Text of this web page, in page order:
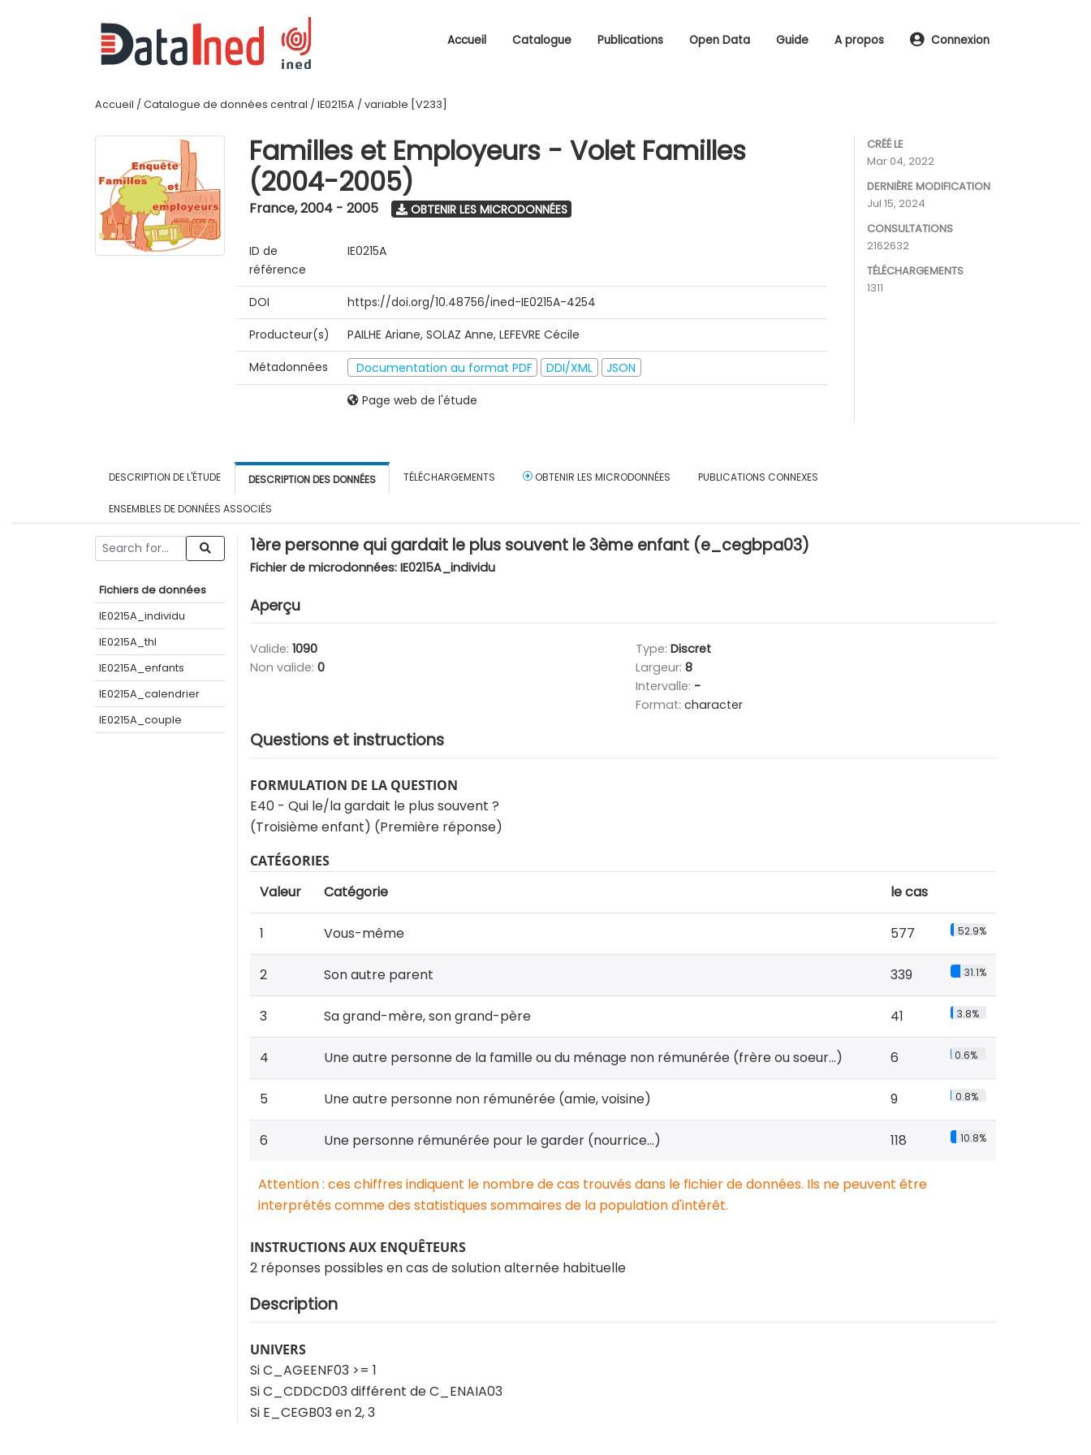
Accueil Catalogue Publications Open Data Guide A propos Connexion
Accueil / Catalogue de données central / IE0215A / variable [V233]
Familles et Employeurs - Volet Familles
(2004-2005)
France,2004 - 2005 OBTENIR LES MICRODONNÉES
ID de
référence
IE0215A
DOI
https://doi.org/10.48756/ined-IE0215A-4254
Producteur(s)
PAILHE Ariane, SOLAZ Anne, LEFEVRE Cécile
Métadonnées
Documentation au format PDF DDI/XML
JSON
Page web de l'étude
CRÉÉ LE
Mar 04, 2022
DERNIÈRE MODIFICATION
Jul 15, 2024
CONSULTATIONS
2162632
TÉLÉCHARGEMENTS
1311
DESCRIPTION DE L'ÉTUDE DESCRIPTION DES DONNÉES TÉLÉCHARGEMENTS OBTENIR LES MICRODONNÉES PUBLICATIONS CONNEXES
ENSEMBLES DE DONNÉES ASSOCIÉS
Fichiers de données
IE0215A_individu
IE0215A_thl
IE0215A_enfants
IE0215A_calendrier
IE0215A_couple
1ère personne qui gardait le plus souvent le 3ème enfant (e_cegbpa03)
Fichier de microdonnées: IE0215A_individu
Aperçu
Valide: 1090
Non valide: 0
Type: Discret
Largeur: 8
Intervalle: -
Format: character
Questions et instructions
FORMULATION DE LA QUESTION
E40 - Qui le/la gardait le plus souvent ?
(Troisième enfant) (Première réponse)
CATÉGORIES
Valeur Catégorie le cas
1 Vous-même 577 52.9%
2 Son autre parent 339 31.1%
3 Sa grand-mère, son grand-père 41 3.8%
4 Une autre personne de la famille ou du ménage non rémunérée (frère ou soeur...) 6 0.6%
5 Une autre personne non rémunérée (amie, voisine) 9 0.8%
6 Une personne rémunérée pour le garder (nourrice...) 118 10.8%
Attention : ces chiffres indiquent le nombre de cas trouvés dans le fichier de données. Ils ne peuvent être
interprétés comme des statistiques sommaires de la population d'intérêt.
INSTRUCTIONS AUX ENQUÊTEURS
2 réponses possibles en cas de solution alternée habituelle
Description
UNIVERS
Si C_AGEENF03 >= 1
Si C_CDDCD03 différent de C_ENAIA03
Si E_CEGB03 en 2, 3